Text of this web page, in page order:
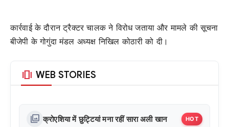
कार्रवाई के दौरान ट्रैक्टर चालक ने विरोध जताया और मामले की सूचना
बीजेपी के गोगुंदा मंडल अध्यक्ष निखिल कोठारी को दी।
amp_stories WEB STORIES
photo_library क्रोएशिया में छुट्टियां मना रहीं सारा अली खान HOT